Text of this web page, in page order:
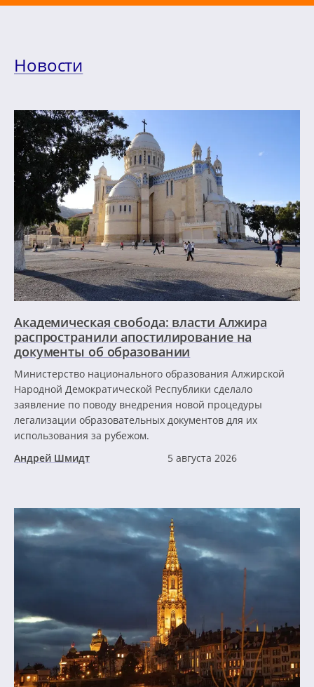
Новости
Академическая свобода: власти Алжира
распространили апостилирование на
документы об образовании
Министерство национального образования Алжирской
Народной Демократической Республики сделало
заявление по поводу внедрения новой процедуры
легализации образовательных документов для их
использования за рубежом.
Андрей Шмидт
5 августа 2026